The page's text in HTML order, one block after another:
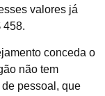
valores já
458.
conceda o
não tem
pessoal, que